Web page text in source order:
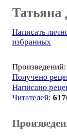
Татьяна
Написать
избранных
Произведений:
Получено
Написано
Читателей: